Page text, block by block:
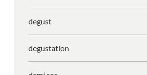
degust
degustation